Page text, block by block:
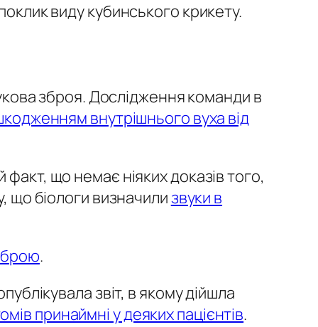
виду кубинського крикету.
зброя. Дослідження команди в
внутрішнього вуха від
факт, що немає ніяких доказів того,
що біологи визначилизвуки в
.
звіт, в якому дійшла
принаймні у деяких пацієнтів.